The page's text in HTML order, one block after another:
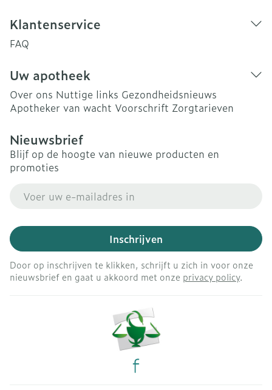
Klantenservice
FAQ
Uw apotheek
Over ons Nuttige links Gezondheidsnieuws
Apotheker van wacht Voorschrift Zorgtarieven
Nieuwsbrief
Blijf op de hoogte van nieuwe producten en
promoties
Inschrijven
Door op inschrijven te klikken, schrijft u zich in voor onze
nieuwsbrief en gaat u akkoord met onze privacy policy.